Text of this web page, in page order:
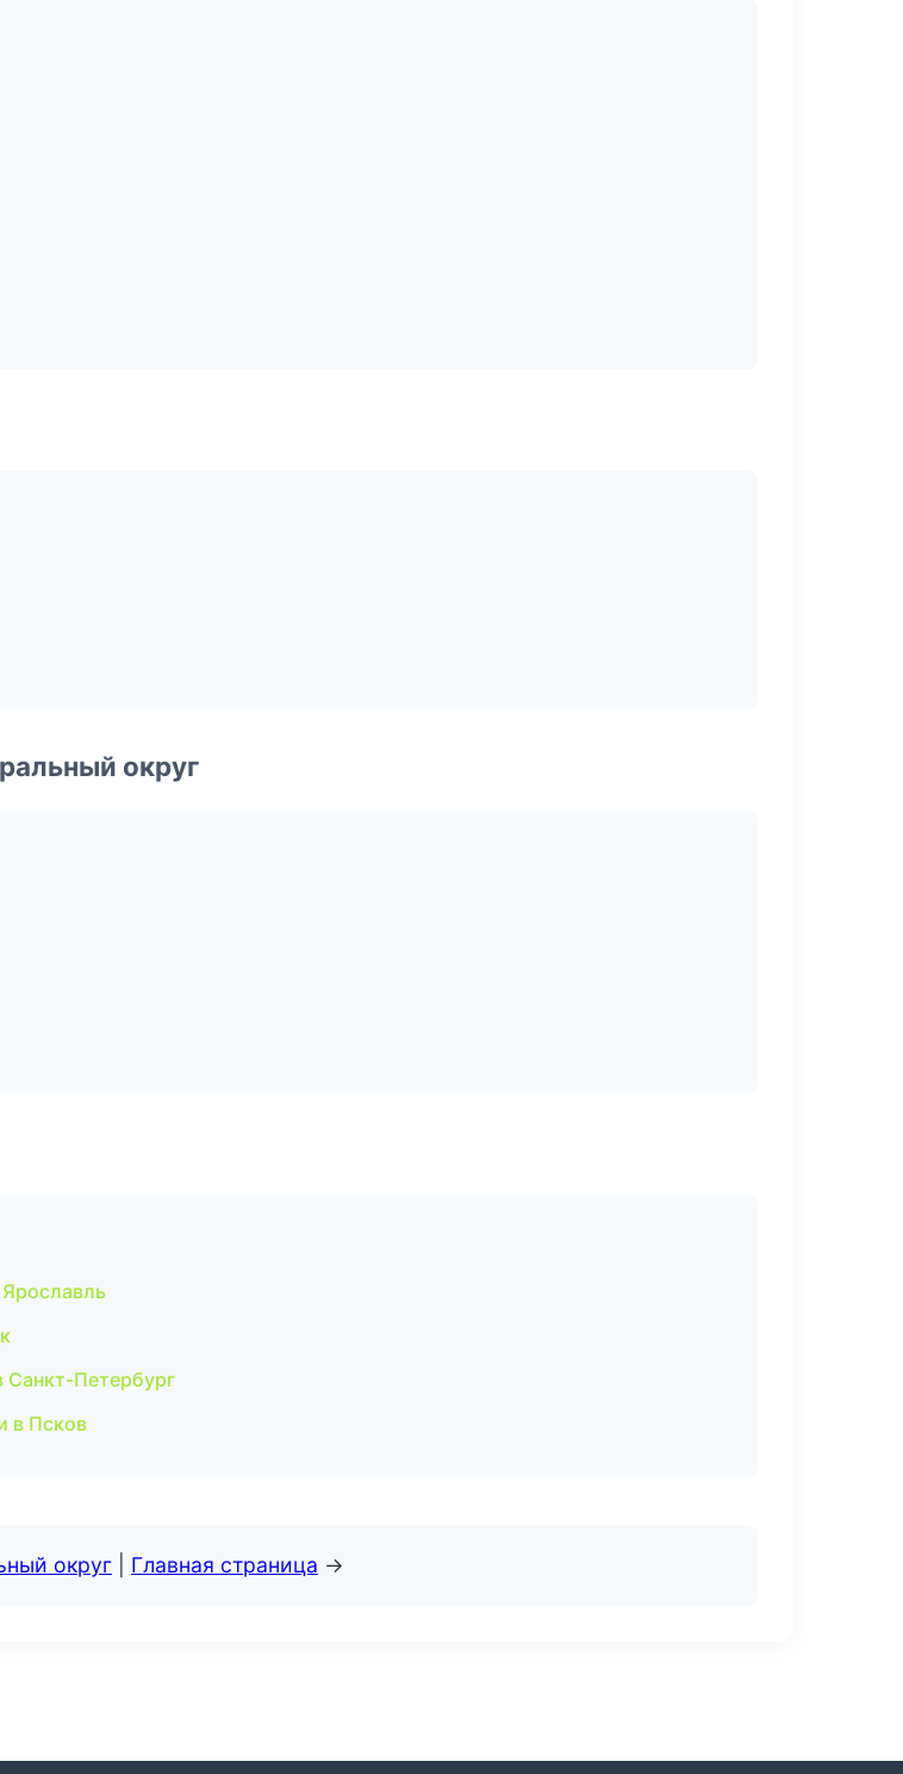
округ
Санкт-Петербург
в Псков
округ Главная страница →